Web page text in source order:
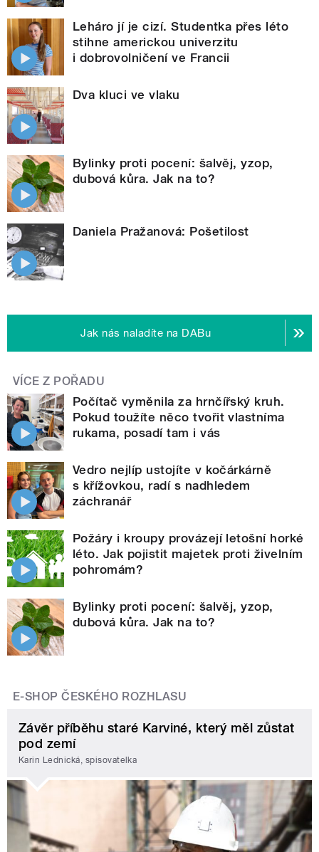
Leháro jí je cizí. Studentka přes léto
stihne americkou univerzitu
i dobrovolničení ve Francii
Dva kluci ve vlaku
Bylinky proti pocení: šalvěj, yzop,
dubová kůra. Jak na to?
Daniela Pražanová: Pošetilost
Jak nás naladíte na DABu
VÍCE Z POŘADU
Počítač vyměnila za hrnčířský kruh.
Pokud toužíte něco tvořit vlastníma
rukama, posadí tam i vás
Vedro nejlíp ustojíte v kočárkárně
s křížovkou, radí s nadhledem
záchranář
Požáry i kroupy provázejí letošní horké
léto. Jak pojistit majetek proti živelním
pohromám?
Bylinky proti pocení: šalvěj, yzop,
dubová kůra. Jak na to?
E-SHOP ČESKÉHO ROZHLASU
Závěr příběhu staré Karviné, který měl zůstat
pod zemí
Karin Lednická, spisovatelka